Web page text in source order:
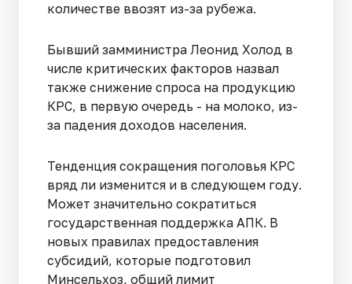
количестве ввозят из-за рубежа.
Бывший замминистра Леонид Холод в
числе критических факторов назвал
также снижение спроса на продукцию
КРС, в первую очередь - на молоко, из-
за падения доходов населения.
Тенденция сокращения поголовья КРС
вряд ли изменится и в следующем году.
Может значительно сократиться
государственная поддержка АПК. В
новых правилах предоставления
субсидий, которые подготовил
Минсельхоз, общий лимит